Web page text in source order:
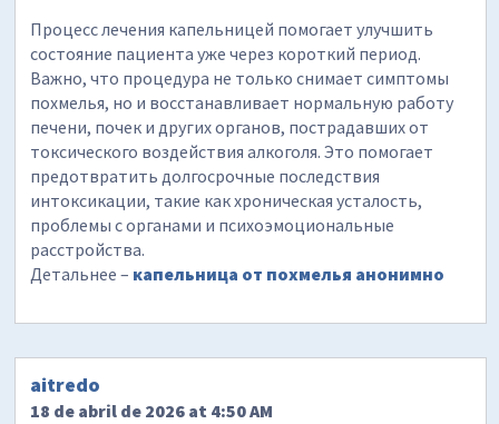
Процесс лечения капельницей помогает улучшить
состояние пациента уже через короткий период.
Важно, что процедура не только снимает симптомы
похмелья, но и восстанавливает нормальную работу
печени, почек и других органов, пострадавших от
токсического воздействия алкоголя. Это помогает
предотвратить долгосрочные последствия
интоксикации, такие как хроническая усталость,
проблемы с органами и психоэмоциональные
расстройства.
Детальнее – капельница от похмелья анонимно
aitredo
18 de abril de 2026 at 4:50 AM